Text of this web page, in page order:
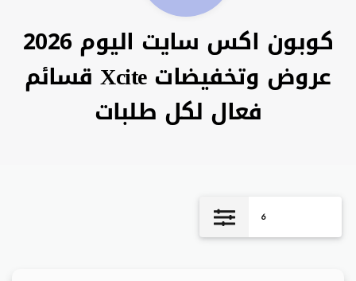
كوبون اكس سايت اليوم 2026
عروض وتخفيضات Xcite قسائم
فعال لكل طلبات
6